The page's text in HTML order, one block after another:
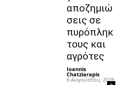
αποζημιώ
σεις σε
πυρόπληκ
τους και
αγρότες
Ioannis
Chatziarapis -
6 Αυγούστου, 2026